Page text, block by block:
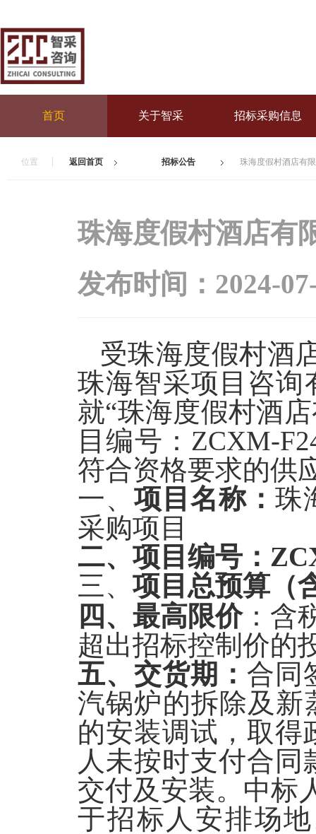
首页 关于智采 招标采购信息
位置 返回首页 招标公告 珠海度假村酒店有
珠海度假村酒店有
发布时间： 2024-
受珠海度假村酒
珠海智采项目咨询
就“珠海度假村酒
目编号：ZCXM-
符合资格要求的供
一、项目名称：珠
采购项目
二、 项目编号：
三、 项目总预算 （
四、最高限价： 含
超出招标控制价的
五、交货期： 合同
汽锅炉的拆除及新
的安装调试，取得
人未按时支付合同
交付及安装。中标
于招标人安排场